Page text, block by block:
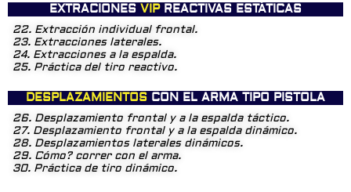
EXTRACIONES VIP REACTIVAS ESTÁTICAS
22. Extracción individual frontal.
23. Extracciones laterales.
24. Extracciones a la espalda.
25. Práctica del tiro reactivo.
DESPLAZAMIENTOS CON EL ARMA TIPO PISTOLA
26. Desplazamiento frontal y a la espalda táctico.
27. Desplazamiento frontal y a la espalda dinámico.
28. Desplazamientos laterales dinámicos.
29. Cómo? correr con el arma.
30. Práctica de tiro dinámico.